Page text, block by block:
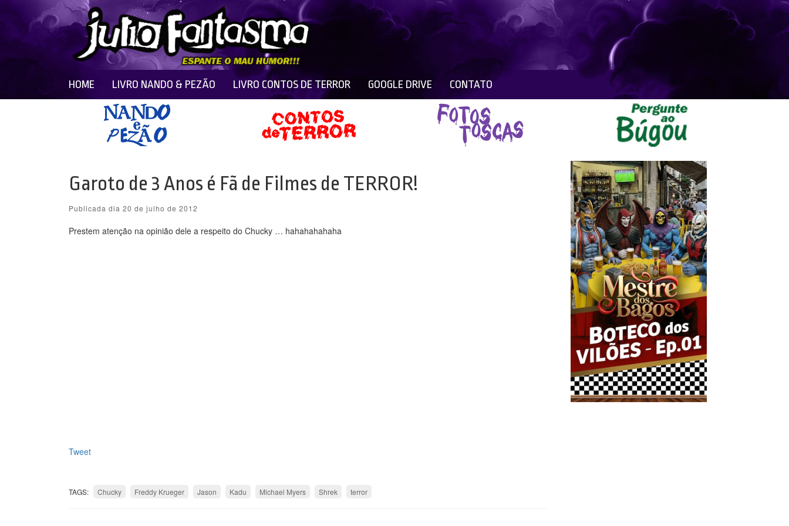
HOME LIVRO NANDO & PEZÃO LIVRO CONTOS DE TERROR GOOGLE DRIVE CONTATO
Garoto de 3 Anos é Fã de Filmes de TERROR!
Publicada dia 20 de julho de 2012
Prestem atenção na opinião dele a respeito do Chucky … hahahahahaha
Tweet
TAGS: Chucky Freddy Krueger Jason Kadu Michael Myers Shrek terror